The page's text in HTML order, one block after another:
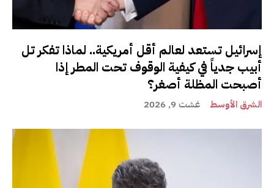
إسرائيل تستعد لعالم أقل أمريكية.. لماذا تفكر تل
أبيب جدياً في كيفية الوقوف تحت المطر إذا
أصبحت المظلة أصغر؟
الشرق الأوسط غشت 9, 2026